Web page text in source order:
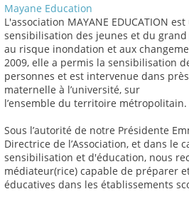
Mayane Education
L'association MAYANE EDUCATION
sensibilisation des jeunes et du
au risque inondation et aux
2009, elle a permis la sensibilisation
personnes et est intervenue dans
maternelle à l’université, sur
l’ensemble du territoire métropolitain.
Sous l’autorité de notre Présidente
Directrice de l’Association, et dans le
sensibilisation et d'éducation, nous
médiateur(rice) capable de préparer
éducatives dans les établissements